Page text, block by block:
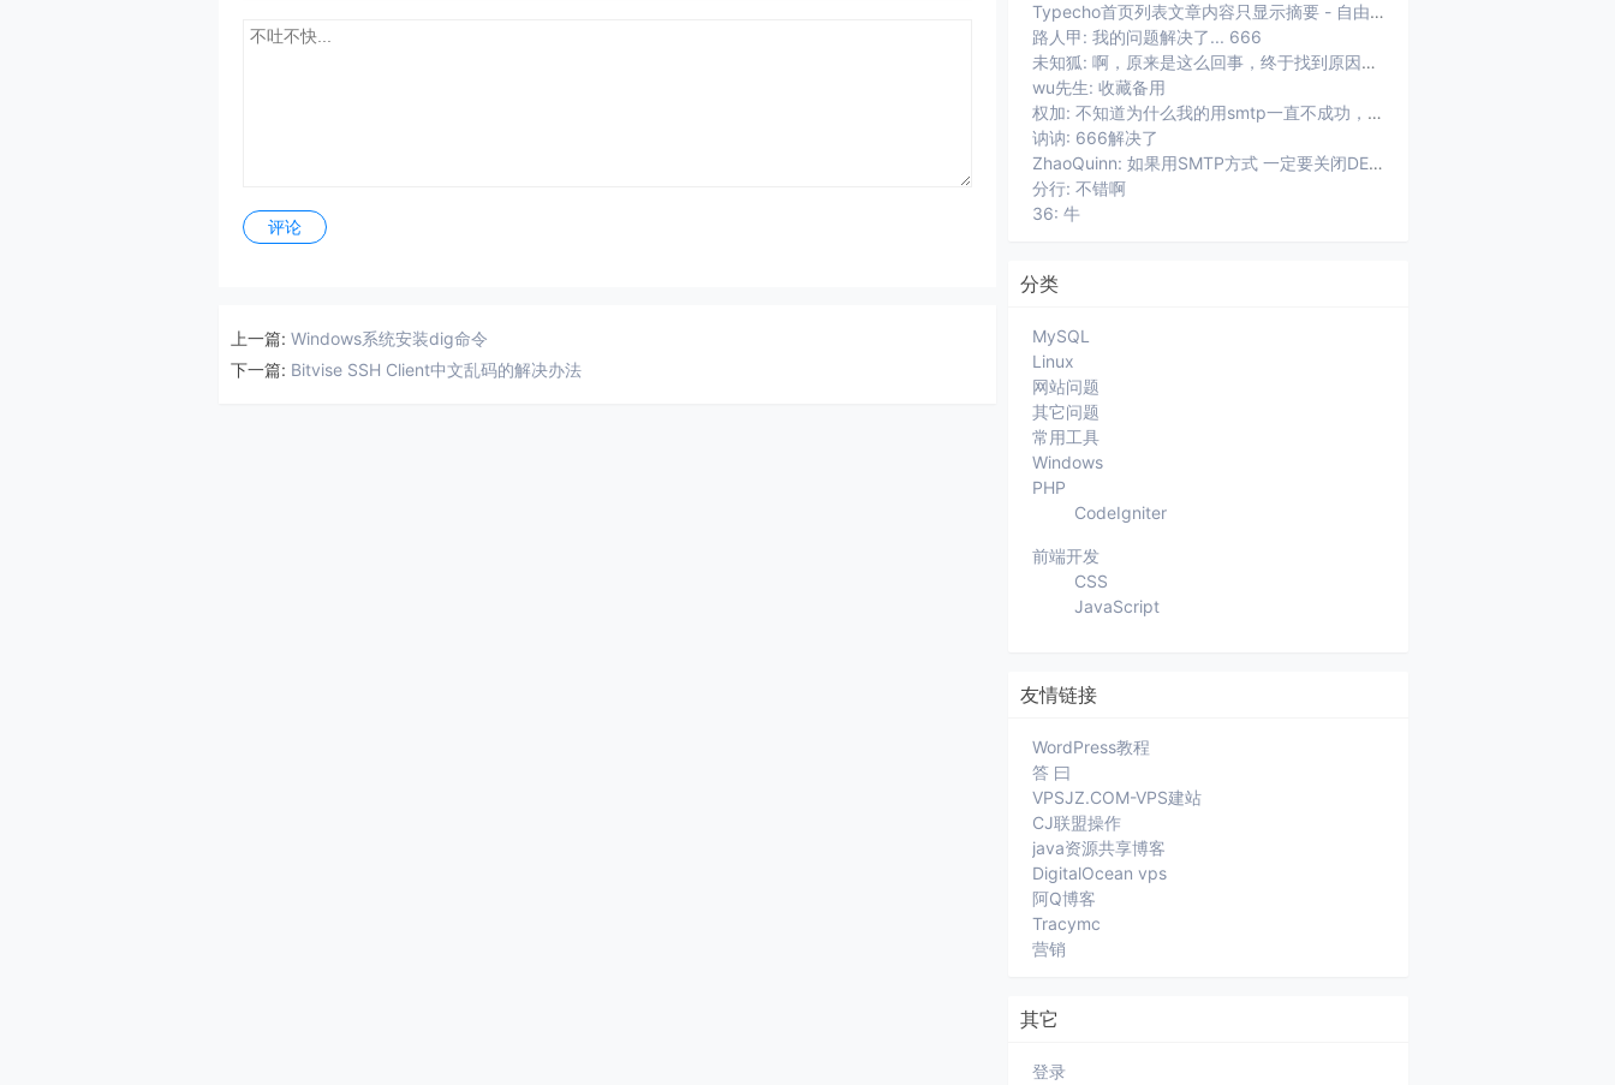
评论
上一篇: Windows系统安装dig命令
下一篇: Bitvise SSH Client中文乱码的解决办法
Typecho首页列表文章内容只显示摘要 - 自由鱼: [...]用了Typecho以后，遇到的第一个问题就是首页摘要显...
路人甲: 我的问题解决了... 666
未知狐: 啊，原来是这么回事，终于找到原因了。
wu先生: 收藏备用
权加: 不知道为什么我的用smtp一直不成功，老提示：SMTP连接失败，...
讷讷: 666解决了
ZhaoQuinn: 如果用SMTP方式 一定要关闭DEBUG功能 不然usr/plu...
分行: 不错啊
36: 牛
分类
MySQL
Linux
网站问题
其它问题
常用工具
Windows
PHP
CodeIgniter
前端开发
CSS
JavaScript
友情链接
WordPress教程
答 曰
VPSJZ.COM-VPS建站
CJ联盟操作
java资源共享博客
DigitalOcean vps
阿Q博客
Tracymc
营销
其它
登录